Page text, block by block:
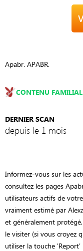
Apabr. APABR.
CONTENU FAMILIAL
DERNIER SCAN
depuis le 1 mois
Informez-vous sur les
consultez les pages
utilisateurs actifs de
vraiment estimé par
et généralement
le visiter (si vous croyez
utiliser la touche 'Report'